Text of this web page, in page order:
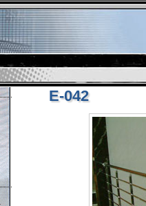
E-042